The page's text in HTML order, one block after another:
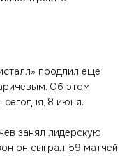
продлил еще
Об этом
8 июня.
занял лидерскую
он сыграл 59 матчей